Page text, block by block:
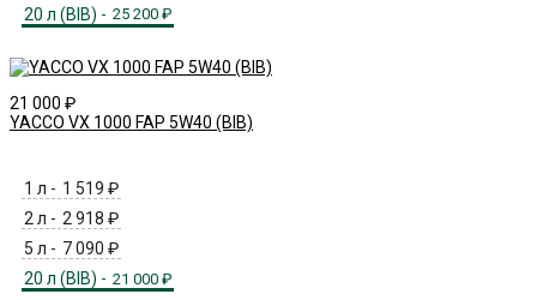
20 л (BIB) - 25 200 ₽
21 000 ₽
YACCO VX 1000 FAP 5W40 (BIB)
1 л - 1 519 ₽
2 л - 2 918 ₽
5 л - 7 090 ₽
20 л (BIB) - 21 000 ₽